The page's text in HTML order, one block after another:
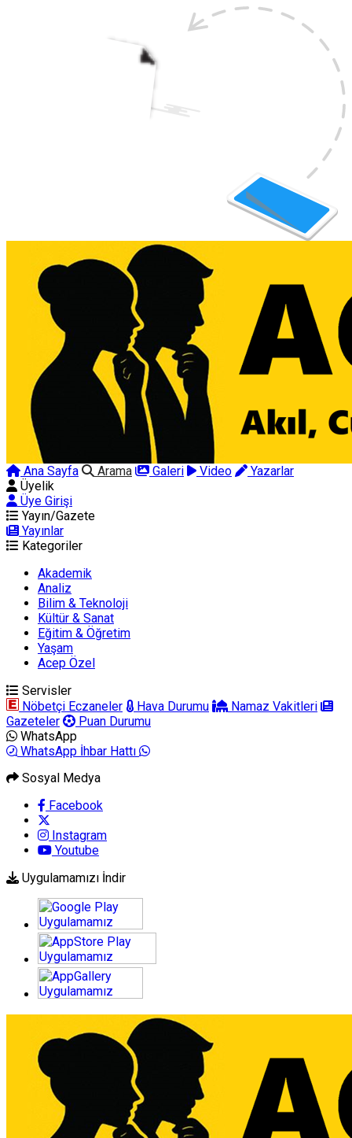
Ana Sayfa Arama Galeri Video
Yazarlar
Üyelik
Üye Girişi
Yayın/Gazete
Yayınlar
Kategoriler
Akademik
Analiz
Bilim & Teknoloji
Kültür & Sanat
Eğitim & Öğretim
Yaşam
Acep Özel
Servisler
Nöbetçi Eczaneler
Hava Durumu
Namaz Vakitleri
Gazeteler
Puan Durumu
WhatsApp
WhatsApp İhbar Hattı
Sosyal Medya
Facebook
Instagram
Youtube
Uygulamamızı İndir